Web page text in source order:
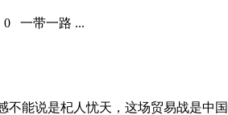
0 一带一路 ...
能说是杞人忧天，这场贸易战是中